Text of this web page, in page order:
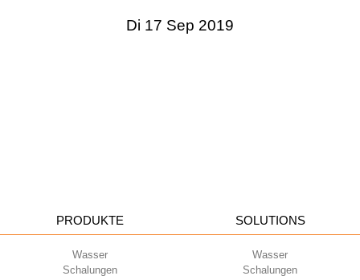
Di 17 Sep 2019
PRODUKTE
Wasser
Schalungen
SOLUTIONS
Wasser
Schalungen